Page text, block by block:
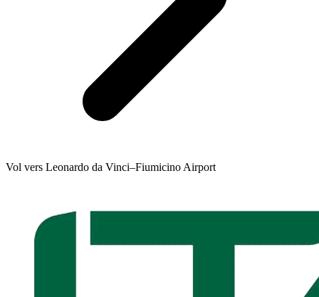
Vol vers Leonardo da Vinci–Fiumicino Airport